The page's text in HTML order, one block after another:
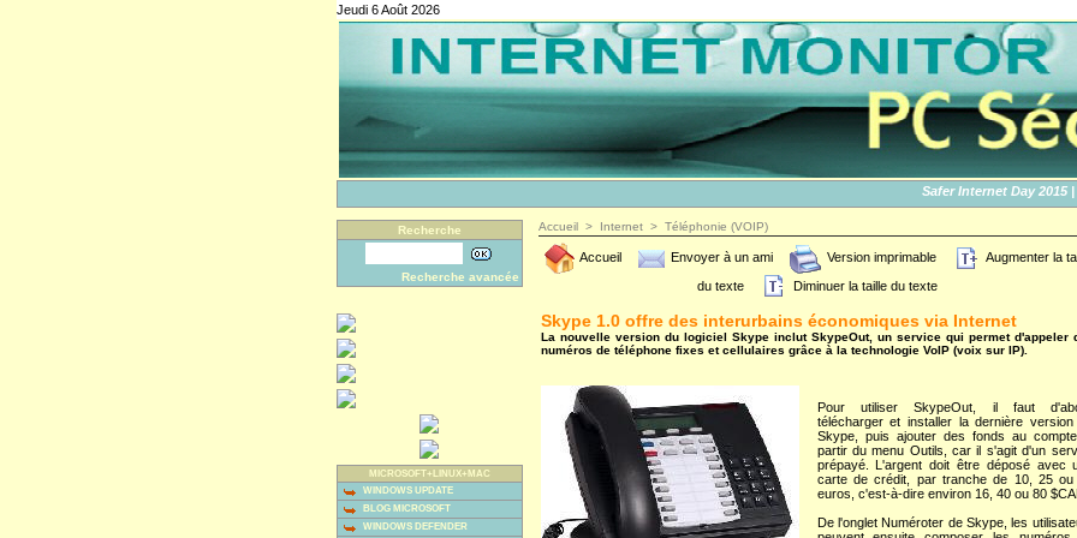
Jeudi 6 Août 2026
Safer Internet Day 2015 |
Recherche
Recherche avancée
MICROSOFT+LINUX+MAC
WINDOWS UPDATE
BLOG MICROSOFT
WINDOWS DEFENDER
Accueil > Internet > Téléphonie (VOIP)
Accueil Envoyer à un ami Version imprimable
Augmenter la
du texte
Diminuer la taille du texte
Skype 1.0 offre des interurbains économiques via Internet
La nouvelle version du logiciel Skype inclut SkypeOut, un service qui permet d'appeler
numéros de téléphone fixes et cellulaires grâce à la technologie VoIP (voix sur IP).
Pour utiliser SkypeOut, il faut
télécharger et installer la dernière
Skype, puis ajouter des fonds au
partir du menu Outils, car il s'agit d'un
prépayé. L'argent doit être déposé avec
carte de crédit, par tranche de 10, 25 ou
euros, c'est-à-dire environ 16, 40 ou 80
De l'onglet Numéroter de Skype, les